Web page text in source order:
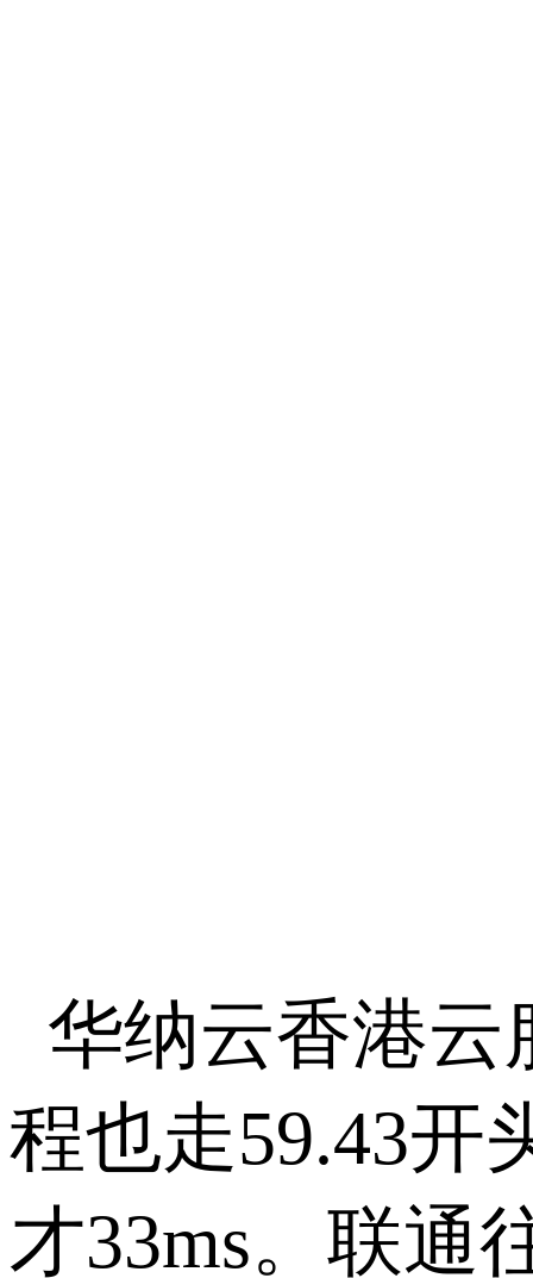
华纳云香港云
程也走59.43开
才33ms。联通